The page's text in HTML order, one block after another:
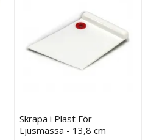
Skrapa i Plast För
Ljusmassa - 13,8 cm